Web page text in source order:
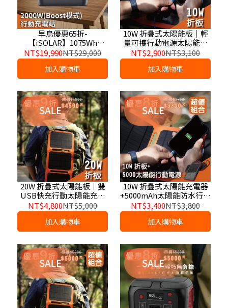
早鳥優惠65折-
【iSOLAR】1075Wh
1000W行動充電站＋125W
折疊式太陽能板｜2000W
Boost・13組輸出・BSMI
認證｜露營車泊、停電備
NT$19,990NT$29,000
加入購物車
10W 折疊式太陽能板｜輕
量可攜行動電源太陽能充
電器｜戶外露營・防災備
援・USB設備供電
NT$2,900NT$3,100
加入購物車
20W 折疊式太陽能板｜雙
USB快充行動太陽能充電
器｜露營・車宿・防災備
援・戶外充電專用
NT$4,800NT$5,000
加入購物車
10W 折疊式太陽能充電器
+5000mAh太陽能防水行動
電源
NT$3,400NT$3,800
加入購物車